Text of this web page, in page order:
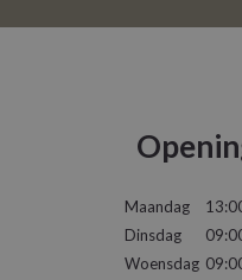
Maandag
Dinsdag
Woensdag